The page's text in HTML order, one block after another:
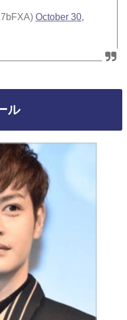
October 30,
ル